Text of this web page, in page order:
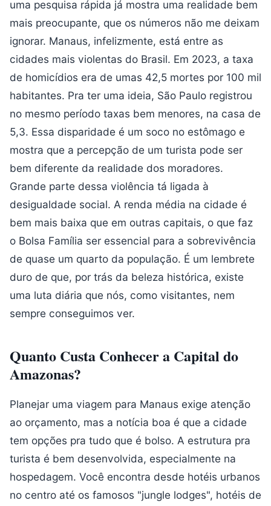
uma pesquisa rápida já mostra uma realidade bem
mais preocupante, que os números não me deixam
ignorar. Manaus, infelizmente, está entre as
cidades mais violentas do Brasil. Em 2023, a taxa
de homicídios era de umas 42,5 mortes por 100 mil
habitantes. Pra ter uma ideia, São Paulo registrou
no mesmo período taxas bem menores, na casa de
5,3. Essa disparidade é um soco no estômago e
mostra que a percepção de um turista pode ser
bem diferente da realidade dos moradores.
Grande parte dessa violência tá ligada à
desigualdade social. A renda média na cidade é
bem mais baixa que em outras capitais, o que faz
o Bolsa Família ser essencial para a sobrevivência
de quase um quarto da população. É um lembrete
duro de que, por trás da beleza histórica, existe
uma luta diária que nós, como visitantes, nem
sempre conseguimos ver.
Quanto Custa Conhecer a Capital do
Amazonas?
Planejar uma viagem para Manaus exige atenção
ao orçamento, mas a notícia boa é que a cidade
tem opções pra tudo que é bolso. A estrutura pra
turista é bem desenvolvida, especialmente na
hospedagem. Você encontra desde hotéis urbanos
no centro até os famosos "jungle lodges", hotéis de